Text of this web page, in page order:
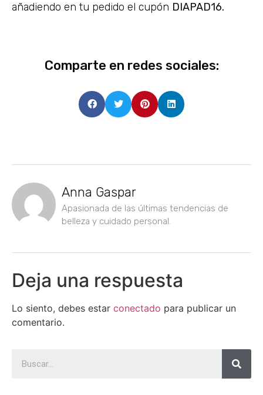
añadiendo en tu pedido el cupón DIAPAD16.
Comparte en redes sociales:
Anna Gaspar
Apasionada de las últimas tendencias de
belleza y cuidado personal.
Deja una respuesta
Lo siento, debes estar conectado para publicar un
comentario.